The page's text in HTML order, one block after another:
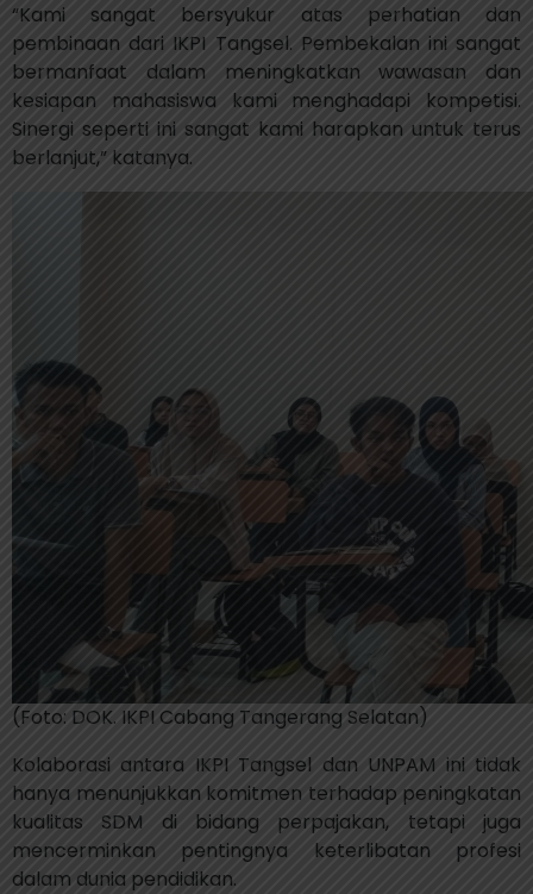
“Kami sangat bersyukur atas perhatian dan
pembinaan dari IKPI Tangsel. Pembekalan ini sangat
bermanfaat dalam meningkatkan wawasan dan
kesiapan mahasiswa kami menghadapi kompetisi.
Sinergi seperti ini sangat kami harapkan untuk terus
berlanjut,” katanya.
(Foto: DOK. IKPI Cabang Tangerang Selatan)
Kolaborasi antara IKPI Tangsel dan UNPAM ini tidak
hanya menunjukkan komitmen terhadap peningkatan
kualitas SDM di bidang perpajakan, tetapi juga
mencerminkan pentingnya keterlibatan profesi
dalam dunia pendidikan.